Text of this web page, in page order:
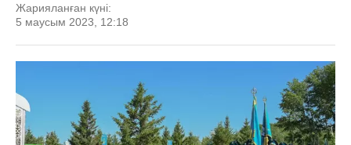
Жарияланған күні:
5 маусым 2023, 12:18